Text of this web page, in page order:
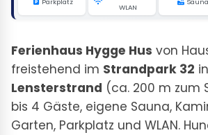
Parkplatz
WLAN
Sauna
Ferienhaus Hygge Hus von
freistehend im Strandpark 32
Lensterstrand (ca. 200 m zum
bis 4 Gäste, eigene Sauna,
Garten, Parkplatz und WLAN.